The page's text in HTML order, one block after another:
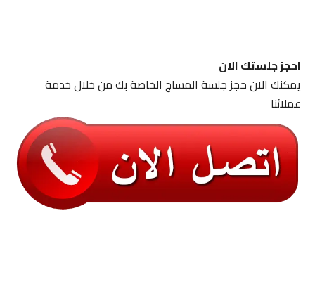
احجز جلستك الان
يمكنك الان حجز جلسة المساج الخاصة بك من خلال خدمة
عملائنا